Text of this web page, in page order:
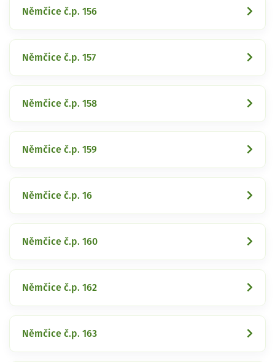
Němčice č.p. 156
Němčice č.p. 157
Němčice č.p. 158
Němčice č.p. 159
Němčice č.p. 16
Němčice č.p. 160
Němčice č.p. 162
Němčice č.p. 163